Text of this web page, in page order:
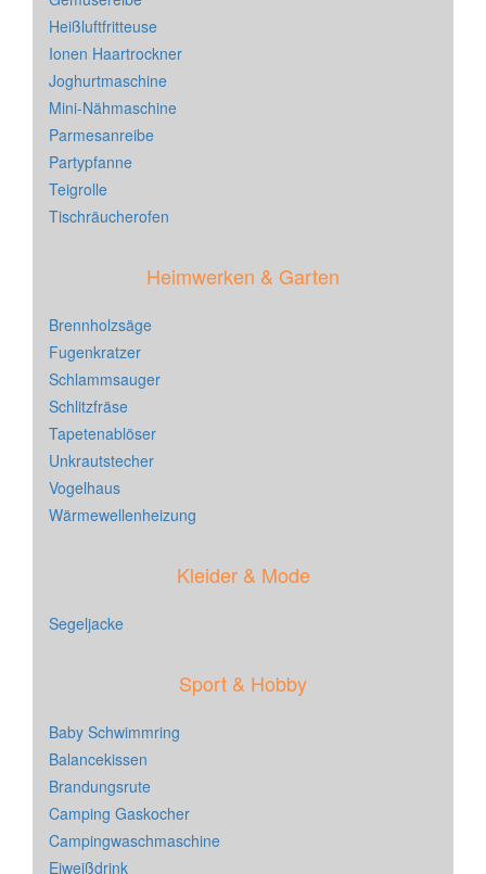
Heißluftfritteuse
Ionen Haartrockner
Joghurtmaschine
Mini-Nähmaschine
Parmesanreibe
Partypfanne
Teigrolle
Tischräucherofen
Heimwerken & Garten
Brennholzsäge
Fugenkratzer
Schlammsauger
Schlitzfräse
Tapetenablöser
Unkrautstecher
Vogelhaus
Wärmewellenheizung
Kleider & Mode
Segeljacke
Sport & Hobby
Baby Schwimmring
Balancekissen
Brandungsrute
Camping Gaskocher
Campingwaschmaschine
Eiweißdrink